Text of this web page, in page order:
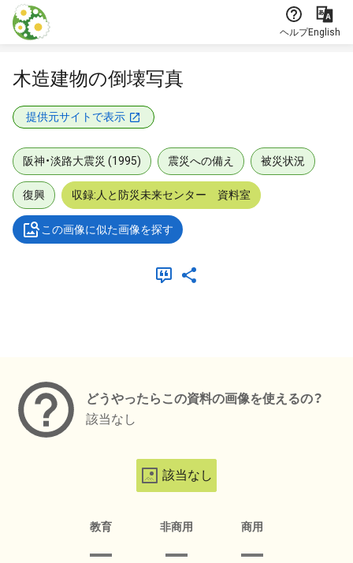
本文に飛ぶ
ヘルプEnglish
木造建物の倒壊写真
提供元サイトで表示
阪神・淡路大震災 (1995) 震災への備え 被災状況
復興 収録:人と防災未来センター 資料室
この画像に似た画像を探す
どうやったらこの資料の画像を使えるの？
該当なし
該当なし
教育 非商用 商用